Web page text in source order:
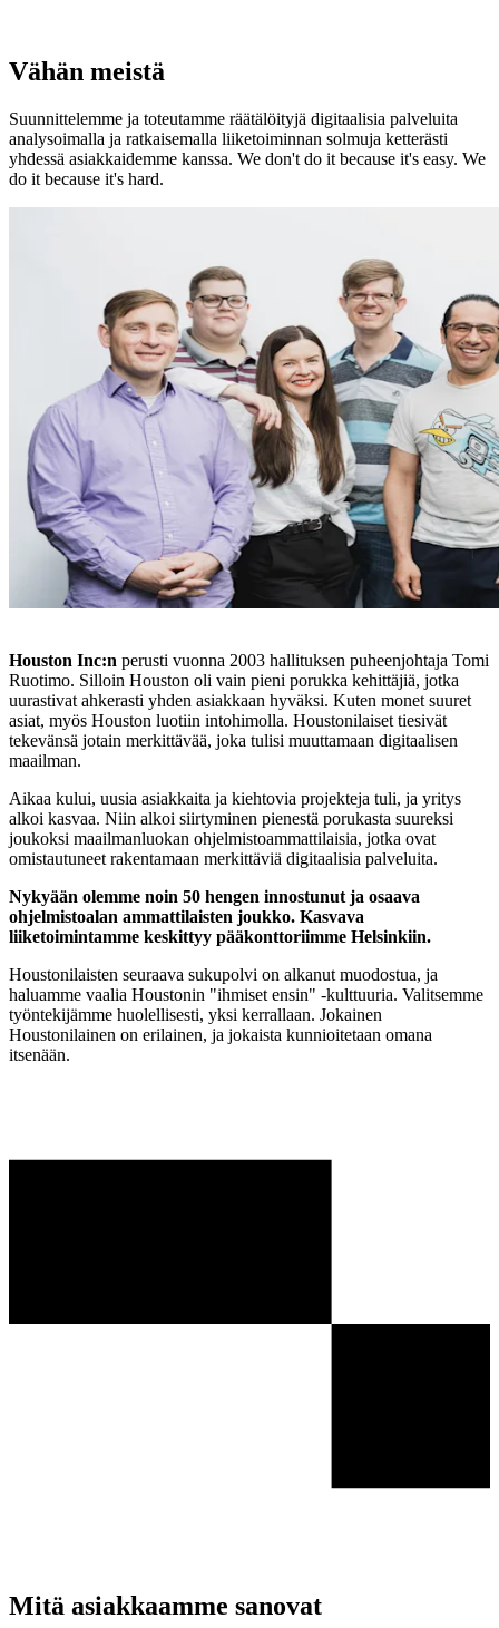
Vähän meistä
Suunnittelemme ja toteutamme räätälöityjä digitaalisia palveluita
analysoimalla ja ratkaisemalla liiketoiminnan solmuja ketterästi
yhdessä asiakkaidemme kanssa. We don't do it because it's easy. We
do it because it's hard.
Houston Inc:n perusti vuonna 2003 hallituksen puheenjohtaja Tomi
Ruotimo. Silloin Houston oli vain pieni porukka kehittäjiä, jotka
uurastivat ahkerasti yhden asiakkaan hyväksi. Kuten monet suuret
asiat, myös Houston luotiin intohimolla. Houstonilaiset tiesivät
tekevänsä jotain merkittävää, joka tulisi muuttamaan digitaalisen
maailman.
Aikaa kului, uusia asiakkaita ja kiehtovia projekteja tuli, ja yritys
alkoi kasvaa. Niin alkoi siirtyminen pienestä porukasta suureksi
joukoksi maailmanluokan ohjelmistoammattilaisia, jotka ovat
omistautuneet rakentamaan merkittäviä digitaalisia palveluita.
Nykyään olemme noin 50 hengen innostunut ja osaava
ohjelmistoalan ammattilaisten joukko. Kasvava
liiketoimintamme keskittyy pääkonttoriimme Helsinkiin.
Houstonilaisten seuraava sukupolvi on alkanut muodostua, ja
haluamme vaalia Houstonin "ihmiset ensin" -kulttuuria. Valitsemme
työntekijämme huolellisesti, yksi kerrallaan. Jokainen
Houstonilainen on erilainen, ja jokaista kunnioitetaan omana
itsenään.
Mitä asiakkaamme sanovat